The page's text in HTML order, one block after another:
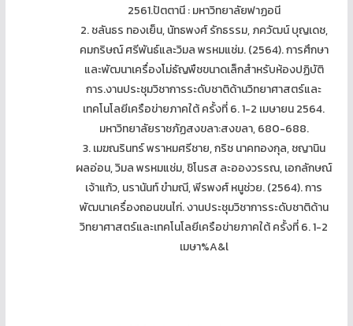
2561.ปัตตานี : มหาวิทยาลัยฟาฏอนี
2. ชลันธร ทองเย็น, นัทธพงศ์ รักธรรม, ภควัฒน์ บุญเดช,
คมกริษณ์ ศรีพันธ์และวิมล พรหมแช่ม. (2564). การศึกษา
และพัฒนาเครื่องโม่ธัญพืชขนาดเล็กสำหรับห้องปฏิบัติ
การ.งานประชุมวิชาการระดับชาติด้านวิทยาศาสตร์และ
เทคโนโลยีเครือข่ายภาคใต้ ครั้งที่ 6. 1-2 เมษายน 2564.
มหาวิทยาลัยราชภัฏสงขลา:สงขลา, 680-688.
3. เมฆณรินทร์ พราหมศรีชาย, กริช นาคทองกุล, ชญานิน
ผลอ่อน, วิมล พรหมแช่ม, ชิโนรส ละอองวรรณ, เอกลักษณ์
เจ้าแก้ว, นรานันท์ ขำมณี, พีรพงศ์ หนูช่วย. (2564). การ
พัฒนาเครื่องถอนขนไก่. งานประชุมวิชาการระดับชาติด้าน
วิทยาศาสตร์และเทคโนโลยีเครือข่ายภาคใต้ ครั้งที่ 6. 1-2
เมษา%A&l